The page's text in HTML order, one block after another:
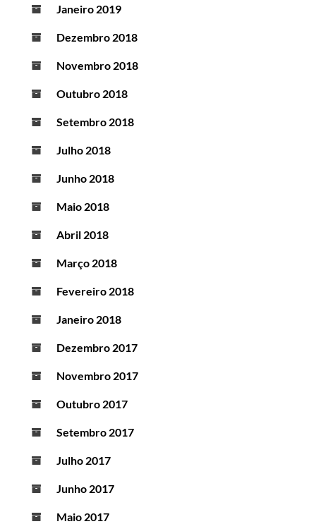
Janeiro 2019
Dezembro 2018
Novembro 2018
Outubro 2018
Setembro 2018
Julho 2018
Junho 2018
Maio 2018
Abril 2018
Março 2018
Fevereiro 2018
Janeiro 2018
Dezembro 2017
Novembro 2017
Outubro 2017
Setembro 2017
Julho 2017
Junho 2017
Maio 2017